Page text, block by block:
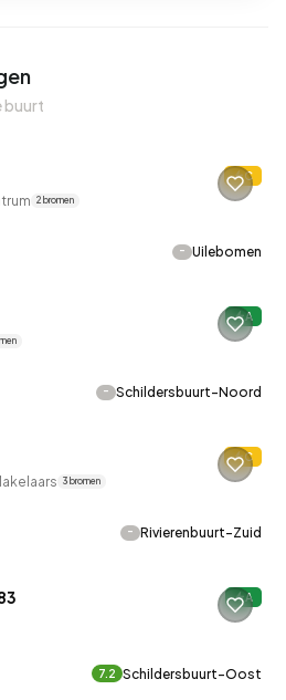
buurt
C
2 bronnen
- Uilebomen
A
- Schildersbuurt-Noord
C
3 bronnen
- Rivierenbuurt-Zuid
A
7.2 Schildersbuurt-Oost